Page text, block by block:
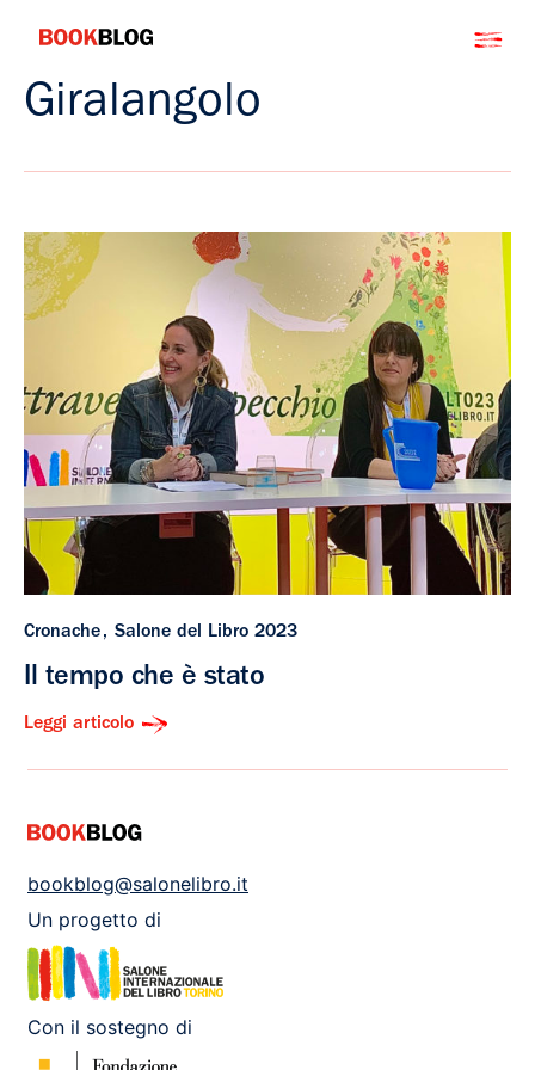
contenuto
Bookblog
Giralangolo
Cronache Salone del Libro 2023
Il tempo che è stato
Leggi articolo
bookblog@salonelibro.it
Un progetto di
Con il sostegno di